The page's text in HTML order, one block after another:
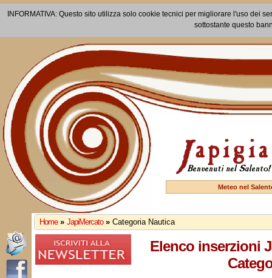
INFORMATIVA: Questo sito utilizza solo cookie tecnici per migliorare l'uso dei
sottostante questo
Meteo nel
Home » JapiMercato » Categoria Nautica
Elenco inserzioni